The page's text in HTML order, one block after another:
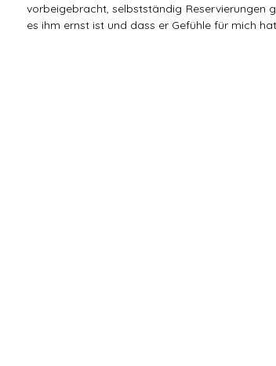
vorbeigebracht, selbstständig Reservierungen
es ihm ernst ist und dass er Gefühle für mich